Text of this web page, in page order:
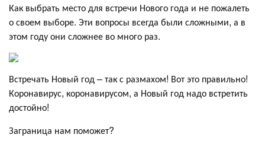
Как выбрать место для встречи Нового года и не пожалеть
о своем выборе. Эти вопросы всегда были сложными, а в
этом году они сложнее во много раз.
Встречать Новый год – так с размахом! Вот это правильно!
Коронавирус, коронавирусом, а Новый год надо встретить
достойно!
Заграница нам поможет?